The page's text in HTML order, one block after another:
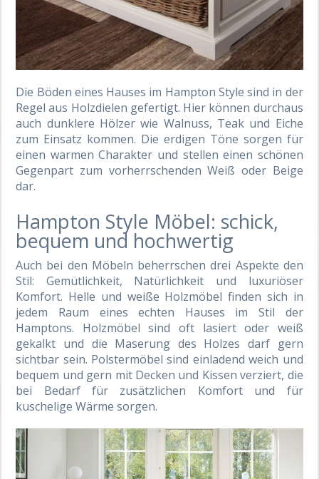
Die Böden eines Hauses im Hampton Style sind in der
Regel aus Holzdielen gefertigt. Hier können durchaus
auch dunklere Hölzer wie Walnuss, Teak und Eiche
zum Einsatz kommen. Die erdigen Töne sorgen für
einen warmen Charakter und stellen einen schönen
Gegenpart zum vorherrschenden Weiß oder Beige
dar.
Hampton Style Möbel: schick,
bequem und hochwertig
Auch bei den Möbeln beherrschen drei Aspekte den
Stil: Gemütlichkeit, Natürlichkeit und luxuriöser
Komfort. Helle und weiße Holzmöbel finden sich in
jedem Raum eines echten Hauses im Stil der
Hamptons. Holzmöbel sind oft lasiert oder weiß
gekalkt und die Maserung des Holzes darf gern
sichtbar sein. Polstermöbel sind einladend weich und
bequem und gern mit Decken und Kissen verziert, die
bei Bedarf für zusätzlichen Komfort und für
kuschelige Wärme sorgen.